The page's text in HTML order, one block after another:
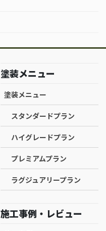
塗装メニュー
塗装メニュー
スタンダードプラン
ハイグレードプラン
プレミアムプラン
ラグジュアリープラン
施工事例・レビュー